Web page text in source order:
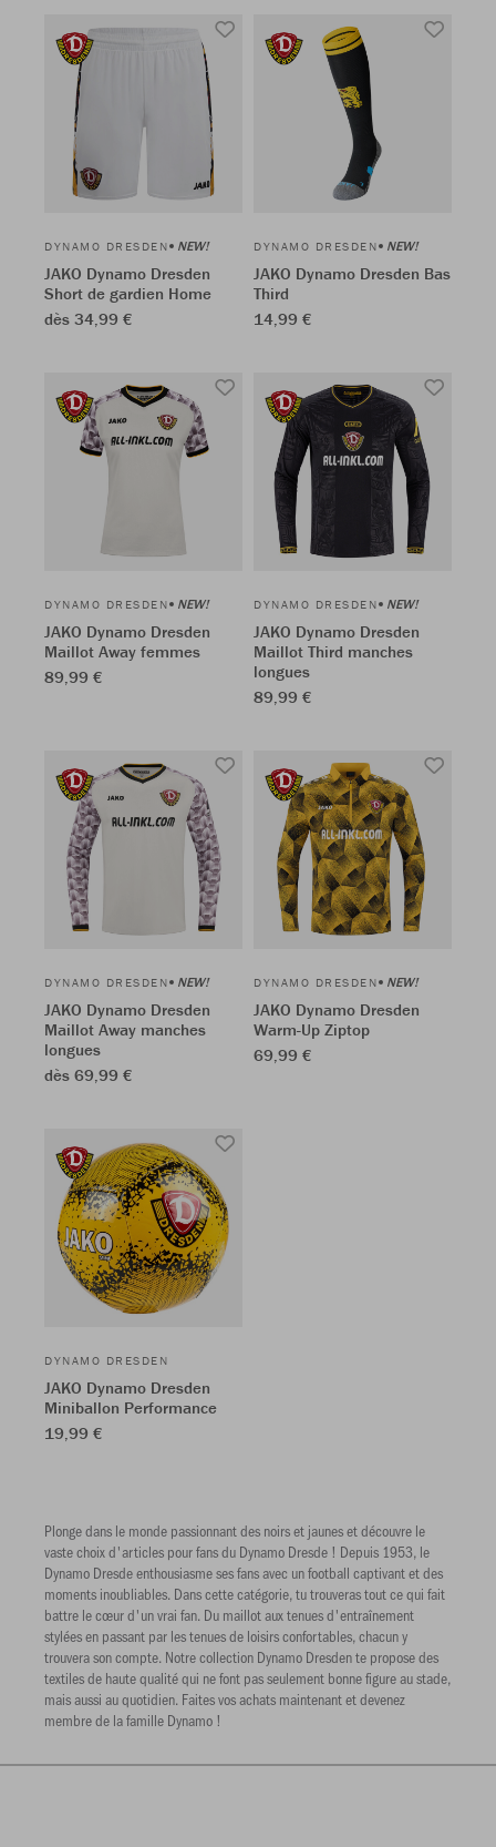
DYNAMO DRESDEN NEW!
JAKO Dynamo Dresden
Short de gardien Home
dès 34,99 €
DYNAMO DRESDEN NEW!
JAKO Dynamo Dresden Bas
Third
14,99 €
DYNAMO DRESDEN NEW!
JAKO Dynamo Dresden
Maillot Away femmes
89,99 €
DYNAMO DRESDEN NEW!
JAKO Dynamo Dresden
Maillot Third manches
longues
89,99 €
DYNAMO DRESDEN NEW!
JAKO Dynamo Dresden
Maillot Away manches
longues
dès 69,99 €
DYNAMO DRESDEN NEW!
JAKO Dynamo Dresden
Warm-Up Ziptop
69,99 €
DYNAMO DRESDEN
JAKO Dynamo Dresden
Miniballon Performance
19,99 €
Plonge dans le monde passionnant des noirs et jaunes et découvre le
vaste choix d'articles pour fans du Dynamo Dresde ! Depuis 1953, le
Dynamo Dresde enthousiasme ses fans avec un football captivant et des
moments inoubliables. Dans cette catégorie, tu trouveras tout ce qui fait
battre le cœur d'un vrai fan. Du maillot aux tenues d'entraînement
stylées en passant par les tenues de loisirs confortables, chacun y
trouvera son compte. Notre collection Dynamo Dresden te propose des
textiles de haute qualité qui ne font pas seulement bonne figure au stade,
mais aussi au quotidien. Faites vos achats maintenant et devenez
membre de la famille Dynamo !